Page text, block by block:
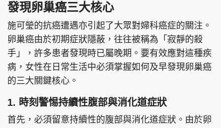
發現卵巢癌三大核心
施可瑩的抗癌遭遇亦引起了大眾對婦科癌症的關注。
卵巢癌由於初期症狀隱蔽，往往被稱為「寂靜的殺
手」，許多患者發現時已屬晚期。要有效應對這種疾
病，女性在日常生活中必須掌握如何及早發現卵巢癌
的三大關鍵核心。
1. 時刻警惕持續性腹部與消化道症狀
首先，必須留意持續性的腹部與消化道症狀。由於卵